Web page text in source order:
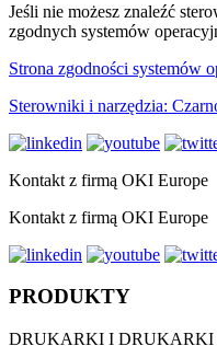
Jeśli nie możesz znaleźć
zgodnych systemów
Strona zgodności systemów
Sterowniki i narzędzia:
Kontakt z firmą OKI Europe
Kontakt z firmą OKI Europe
PRODUKTY
DRUKARKI I DRUKARKI